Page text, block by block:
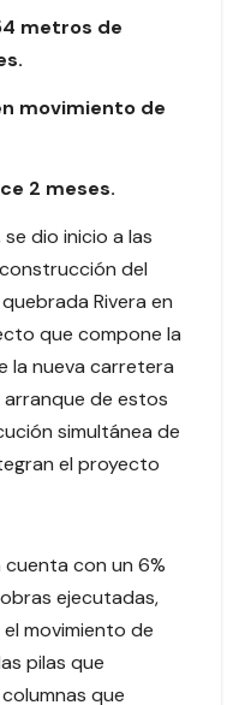
metros de
movimiento de
2 meses.
dio inicio a las
del
Rivera en
que compone la
la nueva carretera
de estos
simultánea de
el proyecto
cuenta con un 6%
ejecutadas,
movimiento de
pilas que
que